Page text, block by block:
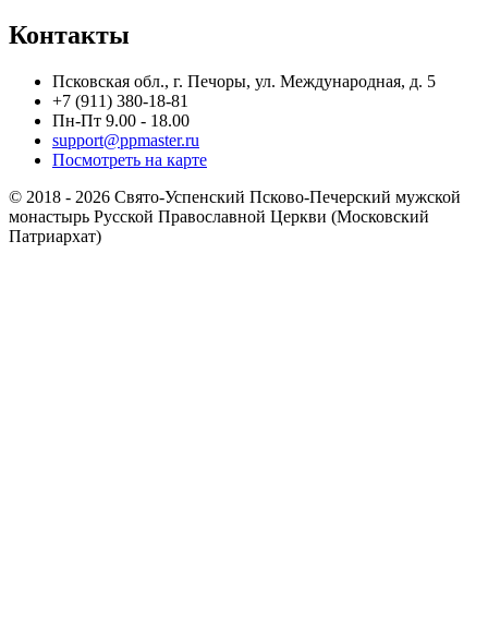
Контакты
Псковская обл., г. Печоры, ул. Международная, д. 5
+7 (911) 380-18-81
Пн-Пт 9.00 - 18.00
support@ppmaster.ru
Посмотреть на карте
© 2018 - 2026 Свято-Успенский Псково-Печерский мужской
монастырь Русской Православной Церкви (Московский
Патриархат)